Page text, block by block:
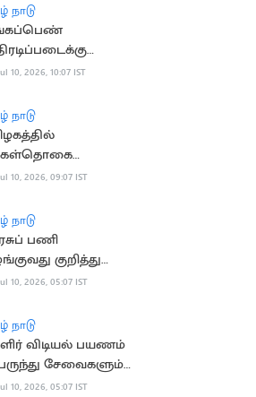
நாடு
10, 2026, 10:07 IST
நாடு
பணி..
தடை
10, 2026, 09:07 IST
நாடு
பணி
குறித்து
கேள்வி
10, 2026, 05:07 IST
நாடு
விடியல் பயணம்
சேவைகளும்
10, 2026, 05:07 IST